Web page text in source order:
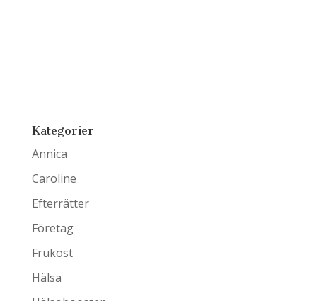
Kategorier
Annica
Caroline
Efterrätter
Företag
Frukost
Hälsa